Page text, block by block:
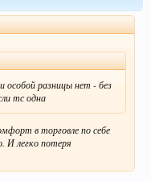
особой разницы нет - без
тс одна
в торговле по себе
И легко потеря